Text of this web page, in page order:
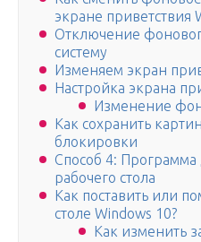
экране приветствия
Отключение
систему
Изменяем экран
Настройка экрана
Изменение
Как сохранить
блокировки
Способ 4:
рабочего стола
Как поставить или
столе Windows 10?
Как изменить